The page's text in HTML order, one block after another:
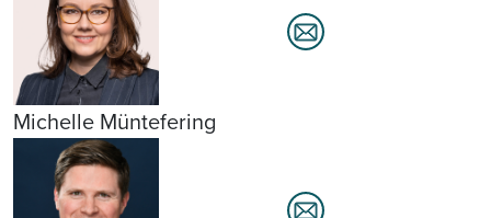
Michelle Müntefering